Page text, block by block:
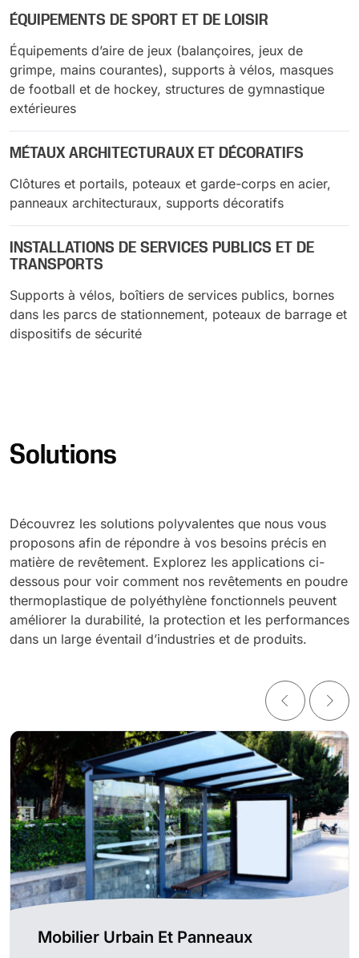
ÉQUIPEMENTS DE SPORT ET DE LOISIR
Équipements d’aire de jeux (balançoires, jeux de
grimpe, mains courantes), supports à vélos, masques
de football et de hockey, structures de gymnastique
extérieures
MÉTAUX ARCHITECTURAUX ET DÉCORATIFS
Clôtures et portails, poteaux et garde-corps en acier,
panneaux architecturaux, supports décoratifs
INSTALLATIONS DE SERVICES PUBLICS ET DE
TRANSPORTS
Supports à vélos, boîtiers de services publics, bornes
dans les parcs de stationnement, poteaux de barrage et
dispositifs de sécurité
Solutions
Découvrez les solutions polyvalentes que nous vous
proposons afin de répondre à vos besoins précis en
matière de revêtement. Explorez les applications ci-
dessous pour voir comment nos revêtements en poudre
thermoplastique de polyéthylène fonctionnels peuvent
améliorer la durabilité, la protection et les performances
dans un large éventail d’industries et de produits.
Mobilier Urbain Et Panneaux